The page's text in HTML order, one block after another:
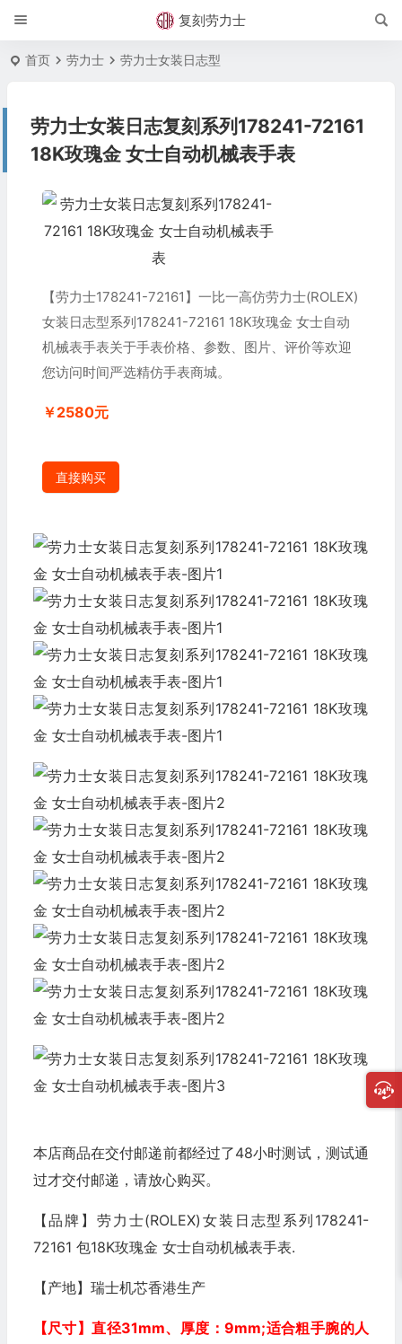
复刻劳力士
首页 劳力士 劳力士女装日志型
劳力士女装日志复刻系列178241-72161
18K玫瑰金 女士自动机械表手表
【劳力士178241-72161】一比一高仿劳力士(ROLEX)
女装日志型系列178241-72161 18K玫瑰金 女士自动
机械表手表关于手表价格、参数、图片、评价等欢迎
您访问时间严选精仿手表商城。
￥2580元
直接购买
本店商品在交付邮递前都经过了48小时测试，测试通
过才交付邮递，请放心购买。
【品牌】 劳力士(ROLEX)女装日志型系列178241-
72161 包18K玫瑰金 女士自动机械表手表.
【产地】瑞士机芯香港生产
【尺寸】直径31mm、厚度：9mm;适合粗手腕的人